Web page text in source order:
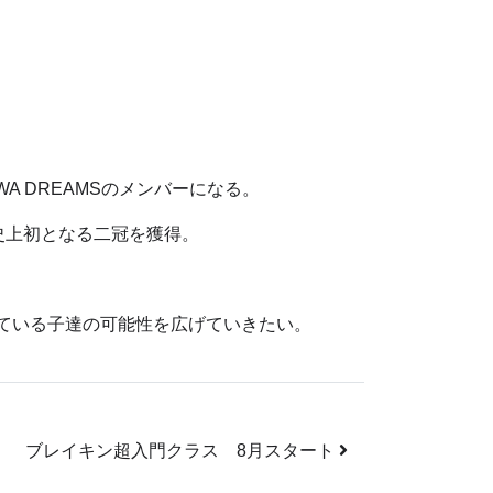
DREAMSのメンバーになる。
初となる二冠を獲得。
る子達の可能性を広げていきたい。
ブレイキン超入門クラス 8月スタート